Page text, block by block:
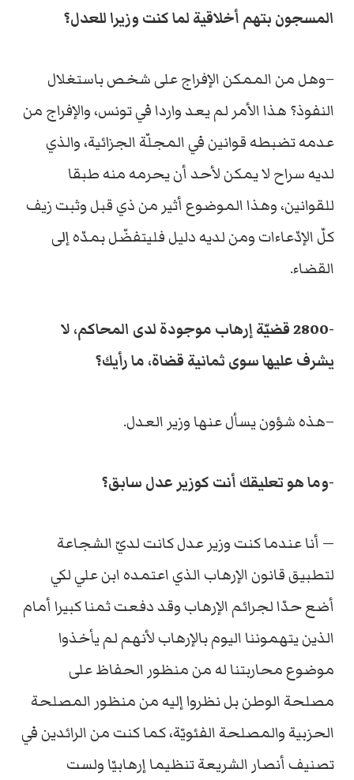
المسجون بتهم أخلاقية لما كنت وزيرا للعدل؟
–وهل من الممكن الإفراج على شخص باستغلال
النفوذ؟ هذا الأمر لم يعد واردا في تونس، والإفراج من
عدمه تضبطه قوانين في المجلّة الجزائية، والذي
لديه سراح لا يمكن لأحد أن يحرمه منه طبقا
للقوانين، وهذا الموضوع أثير من ذي قبل وثبت زيف
كلّ الإدّعاءات ومن لديه دليل فليتفضّل بمدّه إلى
القضاء.
-2800 قضيّة إرهاب موجودة لدى المحاكم، لا
يشرف عليها سوى ثمانية قضاة، ما رأيك؟
–هذه شؤون يسأل عنها وزير العدل.
-وما هو تعليقك أنت كوزير عدل سابق؟
— أنا عندما كنت وزير عدل كانت لديّ الشجاعة
لتطبيق قانون الإرهاب الذي اعتمده ابن علي لكي
أضع حدّا لجرائم الإرهاب وقد دفعت ثمنا كبيرا أمام
الذين يتهموننا اليوم بالإرهاب لأنهم لم يأخذوا
موضوع محاربتنا له من منظور الحفاظ على
مصلحة الوطن بل نظروا إليه من منظور المصلحة
الحزبية والمصلحة الفئويّة، كما كنت من الرائدين في
تصنيف أنصار الشريعة تنظيما إرهابيّا ولست